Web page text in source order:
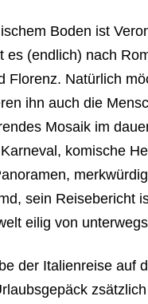
Boden ist
es (endlich) nach
Florenz. Natürlich
ihn auch die
Mosaik im
komische
sein Reisebericht
eilig von
der Italienreise auf